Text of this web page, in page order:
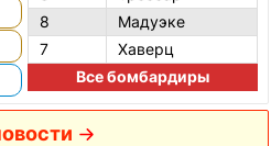
8
Мадуэке
7
Хаверц
Все бомбардиры